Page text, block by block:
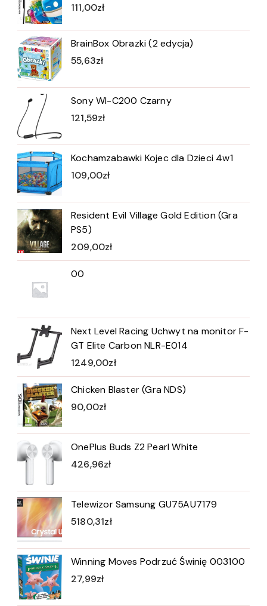
111,00zł
BrainBox Obrazki (2 edycja)
55,63zł
Sony WI-C200 Czarny
121,59zł
Kochamzabawki Kojec dla Dzieci 4w1
109,00zł
Resident Evil Village Gold Edition (Gra
PS5)
209,00zł
00
Next Level Racing Uchwyt na monitor F-
GT Elite Carbon NLR-E014
1249,00zł
Chicken Blaster (Gra NDS)
90,00zł
OnePlus Buds Z2 Pearl White
426,96zł
Telewizor Samsung GU75AU7179
5180,31zł
Winning Moves Podrzuć Świnię 003100
27,99zł